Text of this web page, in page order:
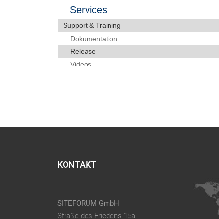
Services
Support & Training
Dokumentation
Release
Videos
KONTAKT
SITEFORUM GmbH
Straße des Friedens 15a